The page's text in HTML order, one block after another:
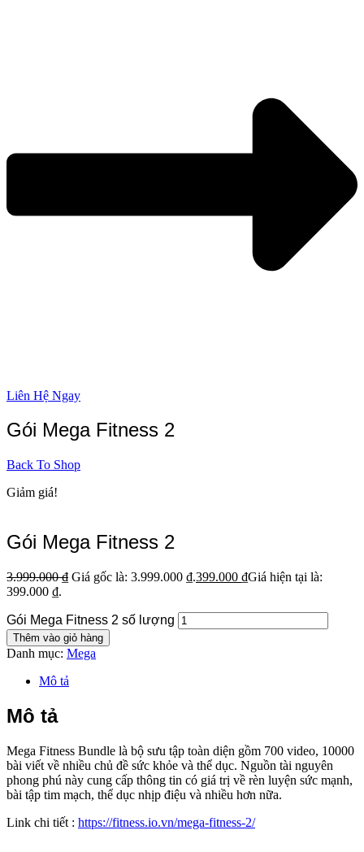
Liên Hệ Ngay
Gói Mega Fitness 2
Back To Shop
Giảm giá!
Gói Mega Fitness 2
3.999.000₫ Giá gốc là: 3.999.000 ₫.399.000 ₫Giá hiện tại là:
399.000 ₫.
Gói Mega Fitness 2 số lượng
Thêm vào giỏ hàng
Danh mục: Mega
Mô tả
Mô tả
Mega Fitness Bundle là bộ sưu tập toàn diện gồm 700 video, 10000
bài viết về nhiều chủ đề sức khỏe và thể dục. Nguồn tài nguyên
phong phú này cung cấp thông tin có giá trị về rèn luyện sức mạnh,
bài tập tim mạch, thể dục nhịp điệu và nhiều hơn nữa.
Link chi tiết : https://fitness.io.vn/mega-fitness-2/